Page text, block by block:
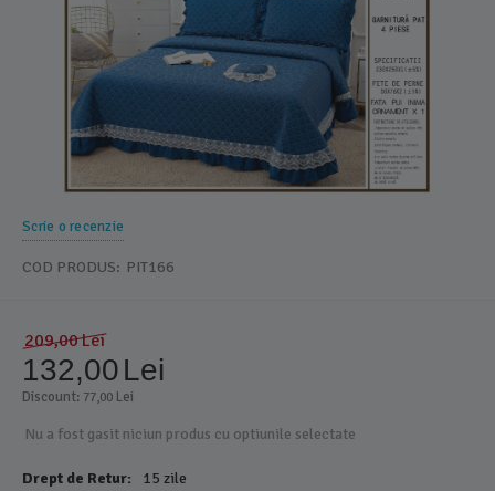
Scrie o recenzie
COD PRODUS: PIT166
209,00Lei
132,00Lei
Discount: 77,00 Lei
Nu a fost gasit niciun produs cu optiunile selectate
Drept de Retur: 15 zile